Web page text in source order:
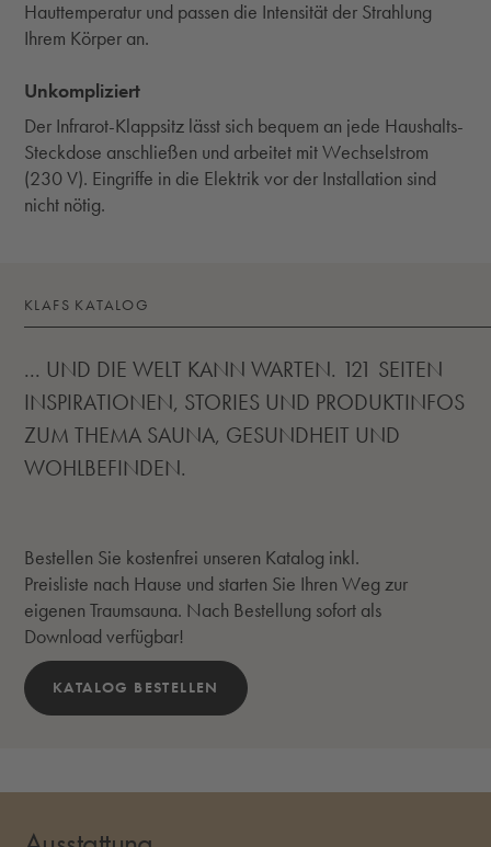
Hauttemperatur und passen die Intensität der Strahlung
Ihrem Körper an.
Unkompliziert
Der Infrarot-Klappsitz lässt sich bequem an jede Haushalts-
Steckdose anschließen und arbeitet mit Wechselstrom
(230 V). Eingriffe in die Elektrik vor der Installation sind
nicht nötig.
KLAFS KATALOG
... UND DIE WELT KANN WARTEN. 121 SEITEN
INSPIRATIONEN, STORIES UND PRODUKTINFOS
ZUM THEMA SAUNA, GESUNDHEIT UND
WOHLBEFINDEN.
Bestellen Sie kostenfrei unseren Katalog inkl.
Preisliste nach Hause und starten Sie Ihren Weg zur
eigenen Traumsauna. Nach Bestellung sofort als
Download verfügbar!
KATALOG BESTELLEN